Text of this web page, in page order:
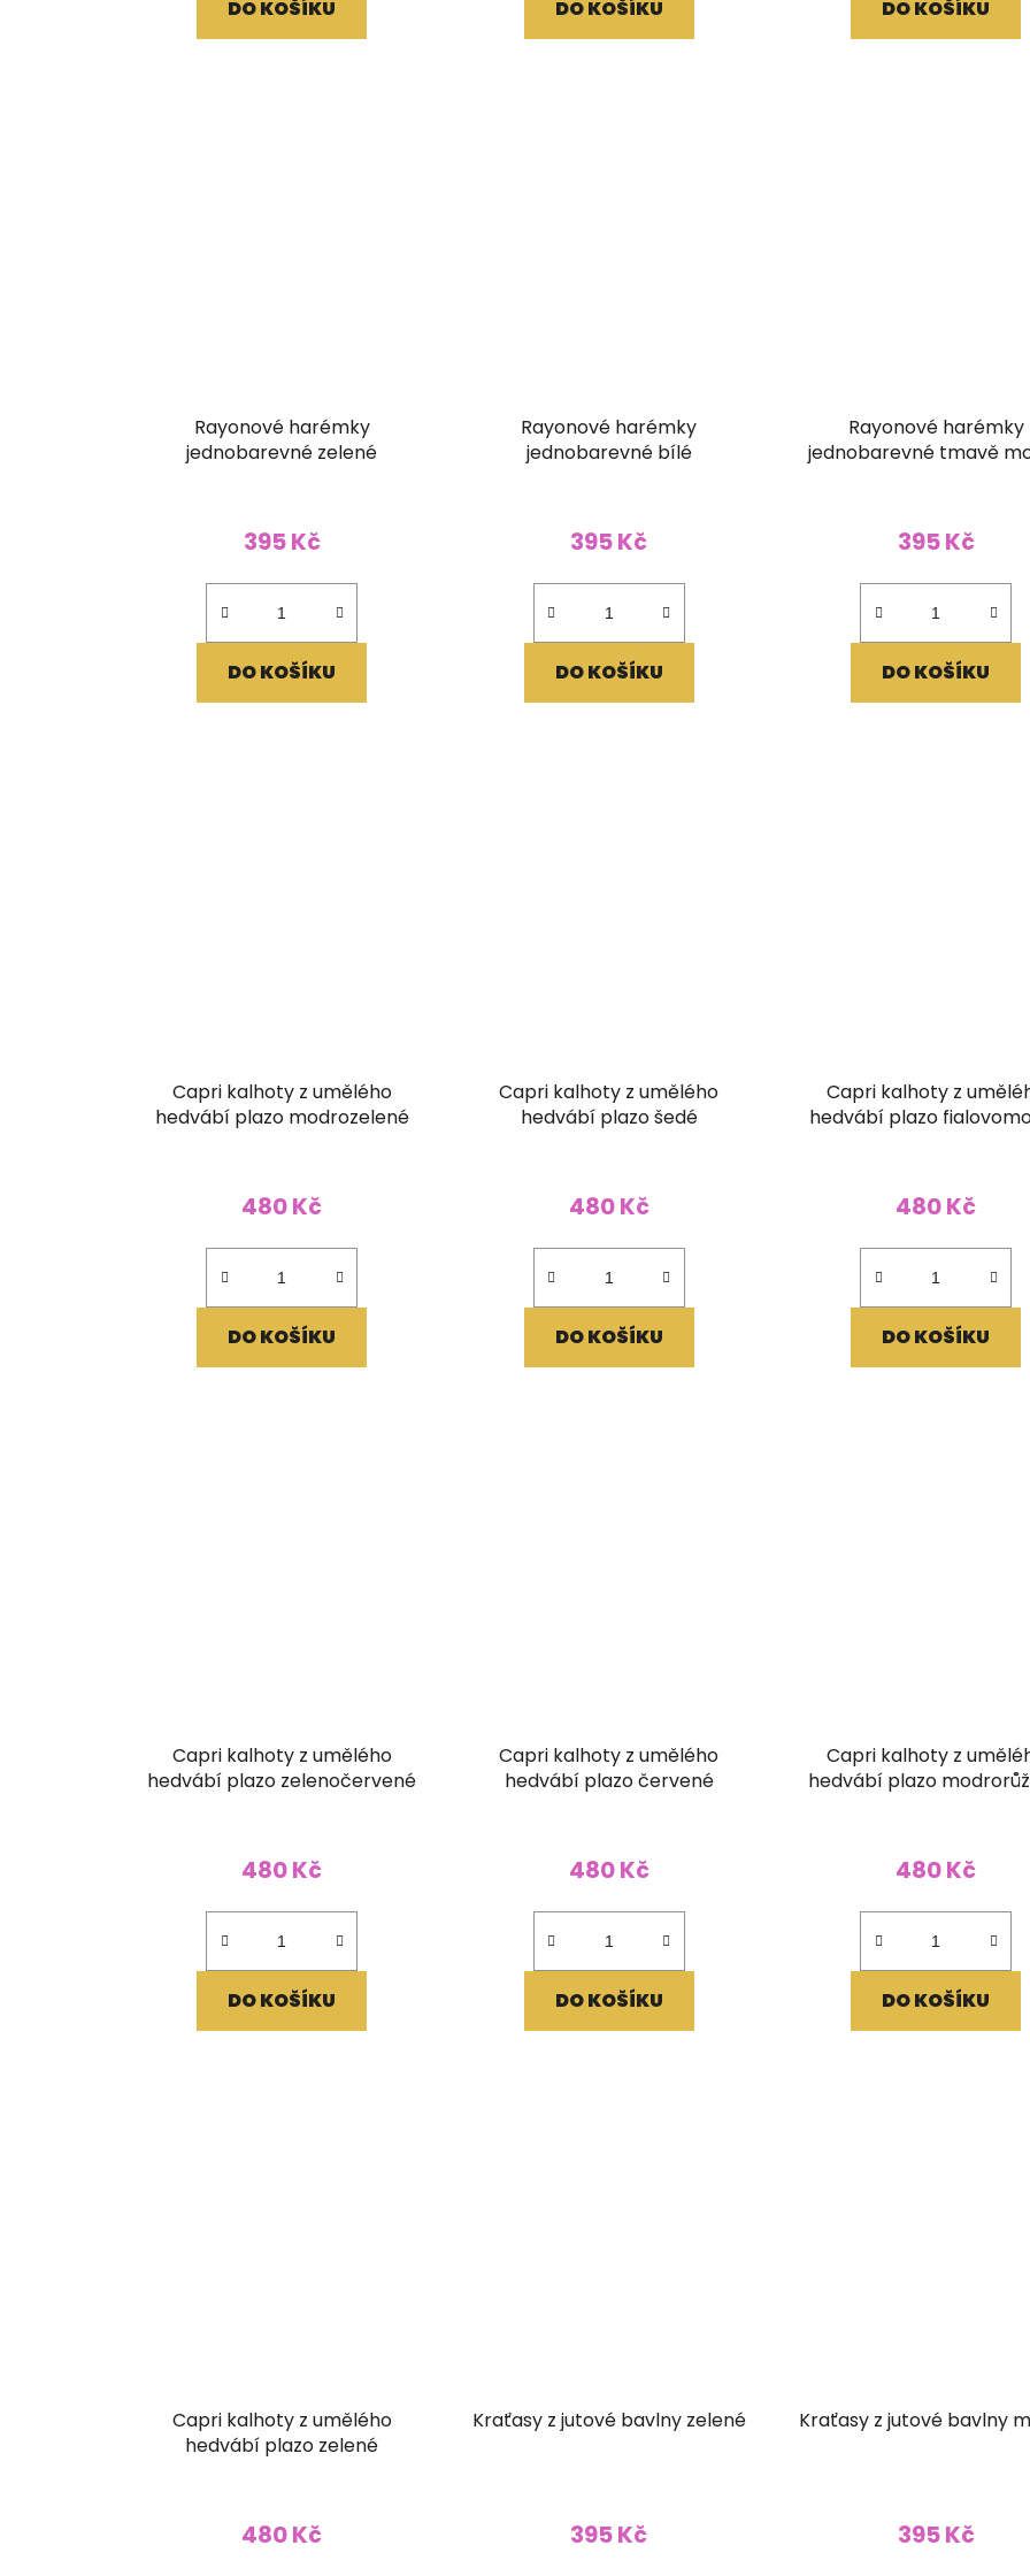
DO KOŠÍKU DO KOŠÍKU DO KOŠÍKU
Rayonové harémky
jednobarevné zelené
395 Kč
DO KOŠÍKU
Rayonové harémky
jednobarevné bílé
395 Kč
DO KOŠÍKU
Rayonové harémky
jednobarevné tmavě
395 Kč
DO KOŠÍKU
Capri kalhoty z umělého
hedvábí plazo modrozelené
480 Kč
DO KOŠÍKU
Capri kalhoty z umělého
hedvábí plazo šedé
480 Kč
DO KOŠÍKU
Capri kalhoty z
hedvábí plazo
480 Kč
DO KOŠÍKU
Capri kalhoty z umělého
hedvábí plazo zelenočervené
480 Kč
DO KOŠÍKU
Capri kalhoty z umělého
hedvábí plazo červené
480 Kč
DO KOŠÍKU
Capri kalhoty z
hedvábí plazo
480 Kč
DO KOŠÍKU
Capri kalhoty z umělého
hedvábí plazo zelené
480 Kč
Kraťasy z jutové bavlny zelené
395 Kč
Kraťasy z jutové bavlny
395 Kč